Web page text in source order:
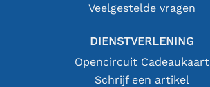
Veelgestelde vragen
DIENSTVERLENING
Opencircuit Cadeaukaart
Schrijf een artikel